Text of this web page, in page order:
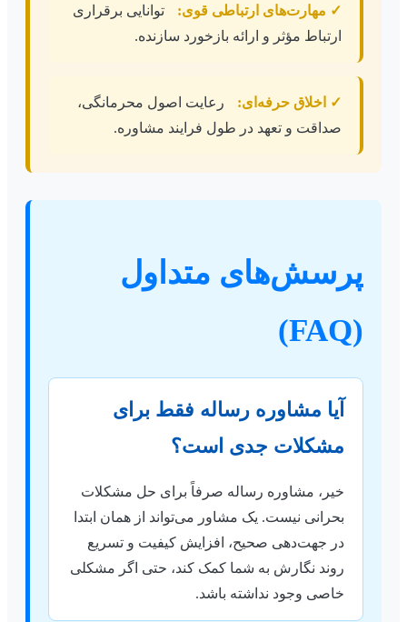
✓ مهارت‌های ارتباطی قوی:
توانایی برقراری
ارتباط مؤثر و ارائه بازخورد سازنده.
✓ اخلاق حرفه‌ای:
رعایت اصول محرمانگی،
صداقت و تعهد در طول فرایند مشاوره.
پرسش‌های متداول
(FAQ)
آیا مشاوره رساله فقط برای
مشکلات جدی است؟
خیر، مشاوره رساله صرفاً برای حل مشکلات
بحرانی نیست. یک مشاور می‌تواند از همان ابتدا
در جهت‌دهی صحیح، افزایش کیفیت و تسریع
روند نگارش به شما کمک کند، حتی اگر مشکلی
خاصی وجود نداشته باشد.